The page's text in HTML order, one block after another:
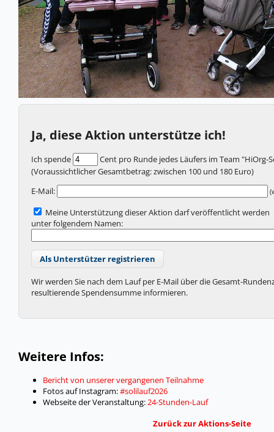
Ja, diese Aktion unterstütze ich!
Ich spende
Cent pro Runde jedes Läufers im Team "HiOrg-
(Voraussichtlicher Gesamtbetrag: zwischen 100 und 180 Euro)
E-Mail:
Meine Unterstützung dieser Aktion darf veröffentlicht werden
unter folgendem Namen:
Wir werden Sie nach dem Lauf per E-Mail über die Gesamt-
resultierende Spendensumme informieren.
Weitere Infos:
Bericht von unserer vergangenen Teilnahme
Fotos auf Instagram:#solilauf2026
Webseite der Veranstaltung:24-Stunden-Lauf
Zurück zur Aktions-Seite